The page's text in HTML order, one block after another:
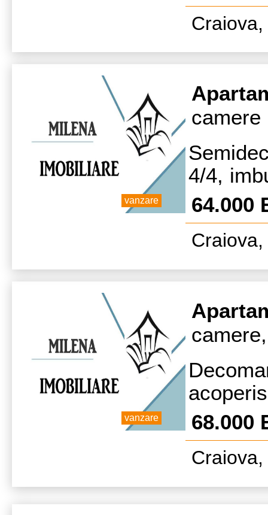
Craiova,
vanzare
camere
4/4,
neg Tel
64.000
Craiova,
vanzare
neg Tel
68.000
Craiova,